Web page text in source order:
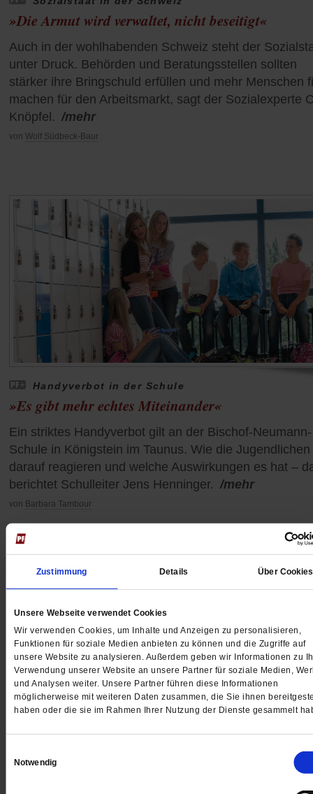
Zustimmung Details Über Cookies
Unsere Webseite verwendet Cookies
Wir verwenden Cookies, um Inhalte und Anzeigen zu personalisieren,
Funktionen für soziale Medien anbieten zu können und die Zugriffe auf
unsere Website zu analysieren. Außerdem geben wir Informationen zu
Verwendung unserer Website an unsere Partner für soziale Medien,
und Analysen weiter. Unsere Partner führen diese Informationen
möglicherweise mit weiteren Daten zusammen, die Sie ihnen
haben oder die sie im Rahmen Ihrer Nutzung der Dienste gesammelt
Notwendig
»Die Armut wird verwaltet, nicht beseitigt«
Auch in der wohlhabenden Schweiz steht der
unter Druck. Behörden und Beratungsstellen sollten
stärker ihre Bringschuld erfüllen und mehr Menschen
machen für den Arbeitsmarkt, sagt der Sozialexperte
Knöpfel. /mehr
von Wolf Südbeck-Baur
Handyverbot in der Schule
»Es gibt mehr echtes Miteinander«
Ein striktes Handyverbot gilt an der Bischof-Neumann-
Schule in Königstein im Taunus. Wie die Jugendlichen
darauf reagieren und welche Auswirkungen es hat –
berichtet Schulleiter Jens Henninger. /mehr
von Barbara Tambour
»Kein sicherer Ort für Jugendliche«